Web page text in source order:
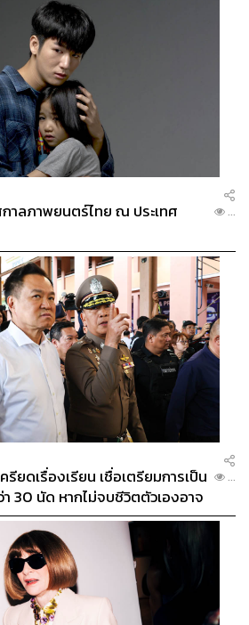
าลภาพยนตร์ไทย ณ ประเทศ
...
รียดเรื่องเรียน เชื่อเตรียมการเป็น
30 นัด หากไม่จบชีวิตตัวเองอาจ
...